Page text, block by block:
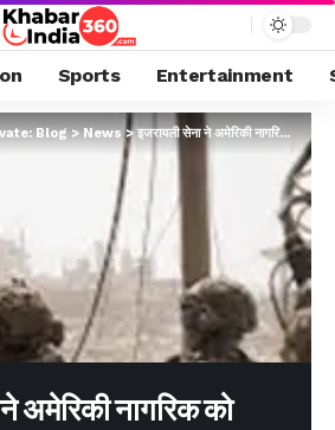
Sports Entertainment
Blog>News>इजरायली सेना ने अमेरिकी नागरिक को फिलिस्तीन में मारी गोली, प्रोटेस्ट में शामिल थी महिला…
अमेरिकी नागरिक को